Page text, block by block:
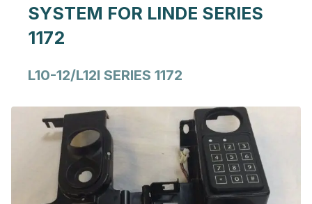
SYSTEM FOR LINDE SERIES
1172
L10-12/L12I SERIES 1172